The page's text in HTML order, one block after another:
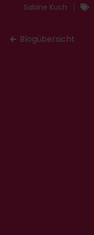
Sabine Kuch
Blogübersicht